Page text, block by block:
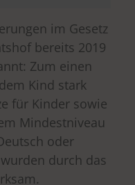
im Gesetz
bereits 2019
Zum einen
Kind stark
für Kinder sowie
Mindestniveau
oder
durch das